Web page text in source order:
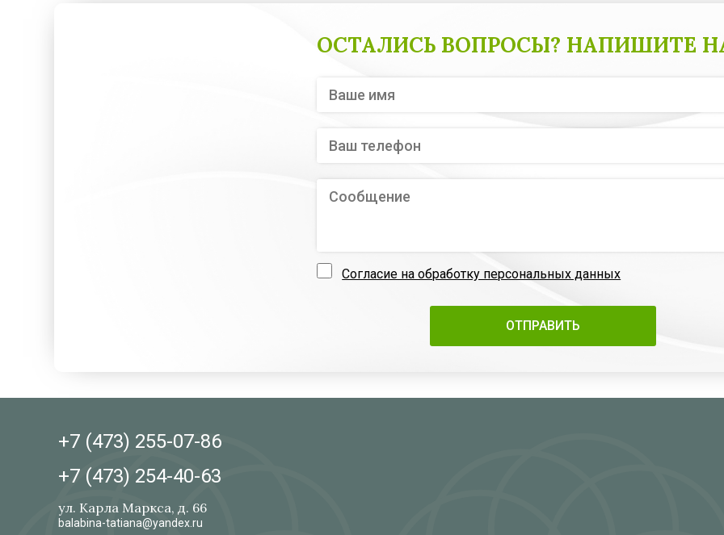
ОСТАЛИСЬ ВОПРОСЫ? НАПИШИТЕ
Согласие на обработку персональных данных
+7 (473) 255-07-86
+7 (473) 254-40-63
ул. Карла Маркса, д. 66
balabina-tatiana@yandex.ru